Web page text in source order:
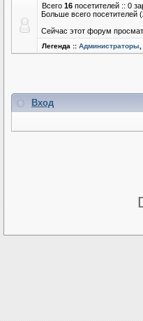
Всего 16 посетителей :: 0
Больше всего посетителей (
Сейчас этот форум
Легенда :: Администраторы
Вход